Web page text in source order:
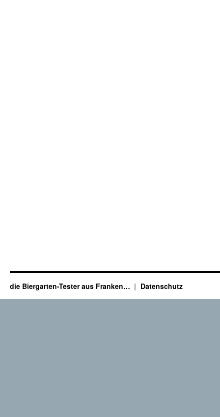
die Biergarten-Tester aus Franken… Datenschutz